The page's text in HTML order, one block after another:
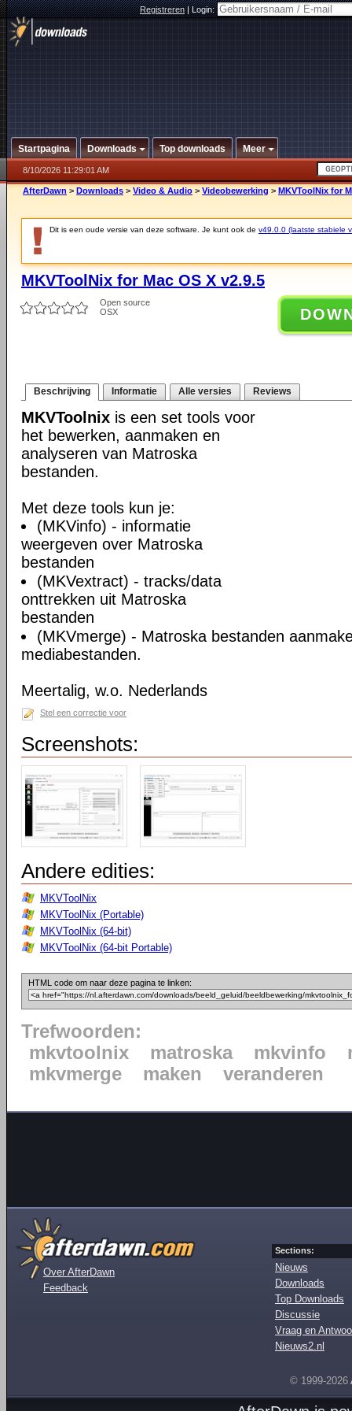
Registreren|Login:
Startpagina Downloads Top downloads Meer
8/10/2026 11:29:01 AM
AfterDawn > Downloads > Video & Audio > Videobewerking > MKVToolNix for
Dit is een oude versie van deze software. Je kunt ook de v49.0.0 (laatste stabiele
MKVToolNix for Mac OS X v2.9.5
Open source
OSX
Beschrijving Informatie Alle versies Reviews
MKVToolnix is een set tools voor
het bewerken, aanmaken en
analyseren van Matroska
bestanden.
Met deze tools kun je:
(MKVinfo) - informatie
weergeven over Matroska
bestanden
(MKVextract) - tracks/data
onttrekken uit Matroska
bestanden
(MKVmerge) - Matroska bestanden
mediabestanden.
Meertalig, w.o. Nederlands
Stel een correctie voor
Screenshots:
Andere edities:
MKVToolNix
MKVToolNix (Portable)
MKVToolNix (64-bit)
MKVToolNix (64-bit Portable)
HTML code om naar deze pagina te linken:
Trefwoorden:
mkvtoolnix
matroska mkvinfo
mkvmerge
maken veranderen
Over AfterDawn
Feedback
Sections:
Nieuws
Downloads
Top Downloads
Discussie
Vraag en
Nieuws2.nl
© 1999-2026